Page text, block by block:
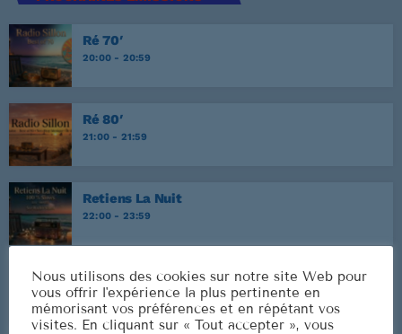
Ré 70′
20:00 - 20:59
Ré 80′
21:00 - 21:59
Retiens La Nuit
22:00 - 23:59
Musique Non Stop
00:00 - 19:59
Nous utilisons des cookies sur notre site Web pour
vous offrir l'expérience la plus pertinente en
mémorisant vos préférences et en répétant vos
visites. En cliquant sur « Tout accepter », vous